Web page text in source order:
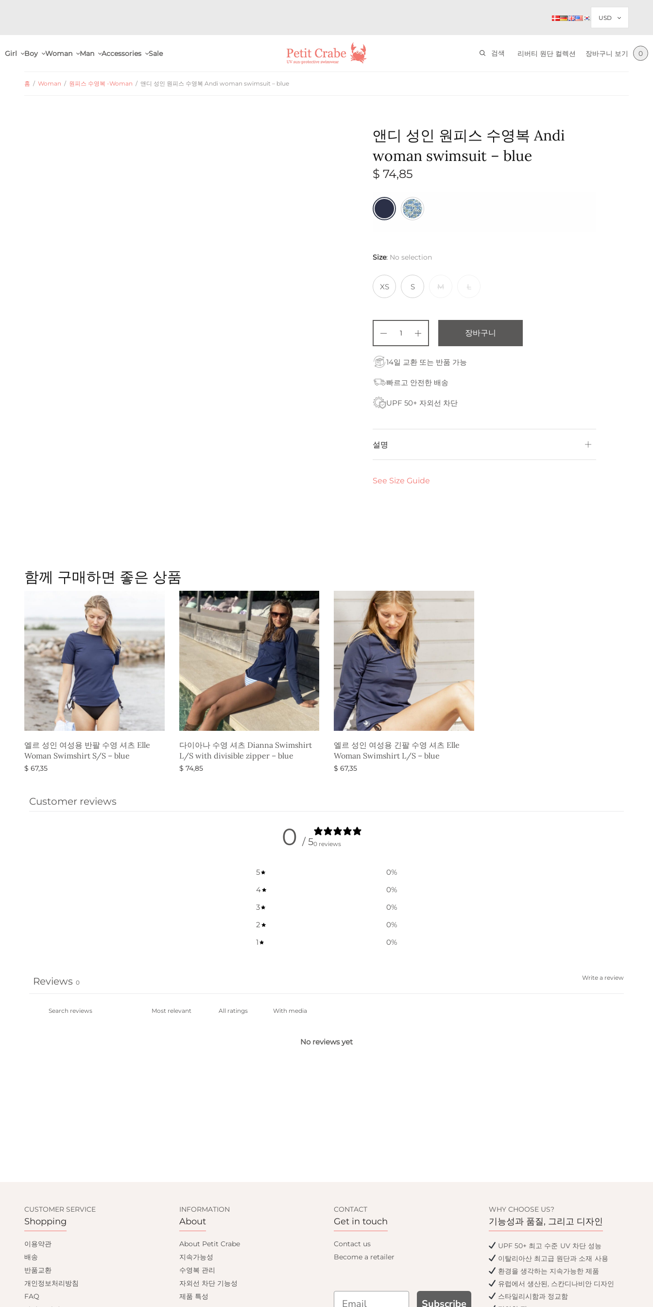
Girl Boy Woman Man Accessories Sale 검색 리버티 원단 컬렉션 장바구니 보기 0
홈 / Woman / 원피스 수영복 -Woman / 앤디 성인 원피스 수영복 Andi woman swimsuit – blue
앤디 성인 원피스 수영복 Andi
woman swimsuit – blue
$ 74,85
Size: No selection
XS S M L
장바구니
14일 교환 또는 반품 가능
빠르고 안전한 배송
UPF 50+ 자외선 차단
설명
See Size Guide
함께 구매하면 좋은 상품
엘르 성인 여성용 반팔 수영 셔츠 Elle
Woman Swimshirt S/S – blue
$ 67,35
다이아나 수영 셔츠 Dianna Swimshirt
L/S with divisible zipper – blue
$ 74,85
엘르 성인 여성용 긴팔 수영 셔츠 Elle
Woman Swimshirt L/S – blue
$ 67,35
Customer reviews
0 / 50 reviews
5 0%
4
0%
3
0%
2
0%
1
0%
Write a review
Reviews 0
With media
No reviews yet
CUSTOMER SERVICE
Shopping
이용약관
배송
반품교환
개인정보처리방침
FAQ
INFORMATION
About
About Petit Crabe
지속가능성
수영복 관리
자외선 차단 기능성
제품 특성
CONTACT
Get in touch
Contact us
Become a retailer
Subscribe
WHY CHOOSE US?
기능성과 품질, 그리고 디자인
UPF 50+ 최고 수준 UV 차단 성능
이탈리아산 최고급 원단과 소재 사용
환경을 생각하는 지속가능한 제품
유럽에서 생산된, 스칸디나비안 디자인
스타일리시함과 정교함